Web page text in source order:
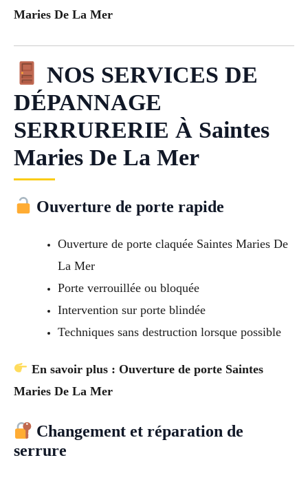
Maries De La Mer
NOS SERVICES DE
DÉPANNAGE
SERRURERIE À Saintes
Maries De La Mer
Ouverture de porte rapide
Ouverture de porte claquée Saintes Maries De
La Mer
Porte verrouillée ou bloquée
Intervention sur porte blindée
Techniques sans destruction lorsque possible
En savoir plus : Ouverture de porte Saintes
Maries De La Mer
Changement et réparation de
serrure